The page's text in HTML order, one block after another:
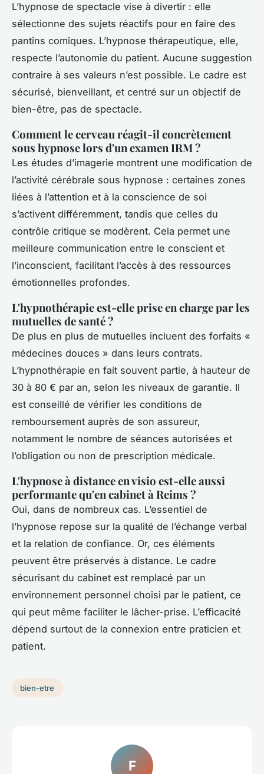
L’hypnose de spectacle vise à divertir : elle
sélectionne des sujets réactifs pour en faire des
pantins comiques. L’hypnose thérapeutique, elle,
respecte l’autonomie du patient. Aucune suggestion
contraire à ses valeurs n’est possible. Le cadre est
sécurisé, bienveillant, et centré sur un objectif de
bien-être, pas de spectacle.
Comment le cerveau réagit-il concrètement
sous hypnose lors d'un examen IRM ?
Les études d’imagerie montrent une modification de
l’activité cérébrale sous hypnose : certaines zones
liées à l’attention et à la conscience de soi
s’activent différemment, tandis que celles du
contrôle critique se modèrent. Cela permet une
meilleure communication entre le conscient et
l’inconscient, facilitant l’accès à des ressources
émotionnelles profondes.
L'hypnothérapie est-elle prise en charge par les
mutuelles de santé ?
De plus en plus de mutuelles incluent des forfaits «
médecines douces » dans leurs contrats.
L’hypnothérapie en fait souvent partie, à hauteur de
30 à 80 € par an, selon les niveaux de garantie. Il
est conseillé de vérifier les conditions de
remboursement auprès de son assureur,
notamment le nombre de séances autorisées et
l’obligation ou non de prescription médicale.
L'hypnose à distance en visio est-elle aussi
performante qu'en cabinet à Reims ?
Oui, dans de nombreux cas. L’essentiel de
l’hypnose repose sur la qualité de l’échange verbal
et la relation de confiance. Or, ces éléments
peuvent être préservés à distance. Le cadre
sécurisant du cabinet est remplacé par un
environnement personnel choisi par le patient, ce
qui peut même faciliter le lâcher-prise. L’efficacité
dépend surtout de la connexion entre praticien et
patient.
bien-etre
F